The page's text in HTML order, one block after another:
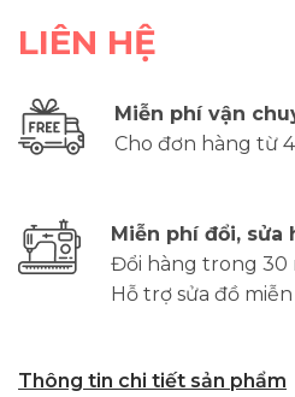
LIÊN HỆ
Miễn phí vận
Cho đơn hàng từ
Miễn phí đổi, sửa
Đổi hàng trong 30
Hỗ trợ sửa đồ
Thông tin chi tiết sản phẩm